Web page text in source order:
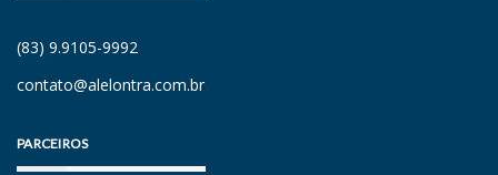
(83) 9.9105-9992
contato@alelontra.com.br
PARCEIROS